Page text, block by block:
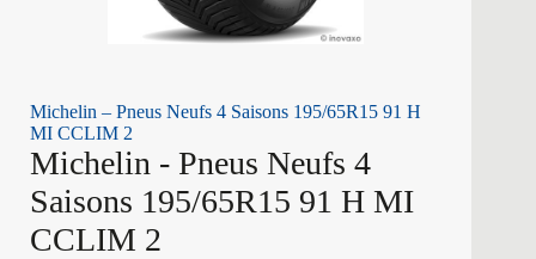
Michelin – Pneus Neufs 4 Saisons 195/65R15 91 H
MI CCLIM 2
Michelin - Pneus Neufs 4
Saisons 195/65R15 91 H MI
CCLIM 2